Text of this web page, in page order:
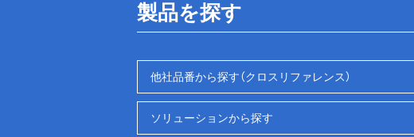
製品を探す
他社品番から探す（クロスリファレンス）
ソリューションから探す